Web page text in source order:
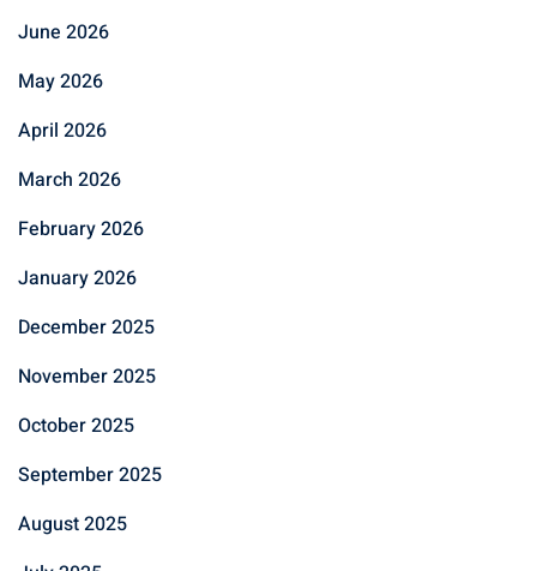
June 2026
May 2026
April 2026
March 2026
February 2026
January 2026
December 2025
November 2025
October 2025
September 2025
August 2025